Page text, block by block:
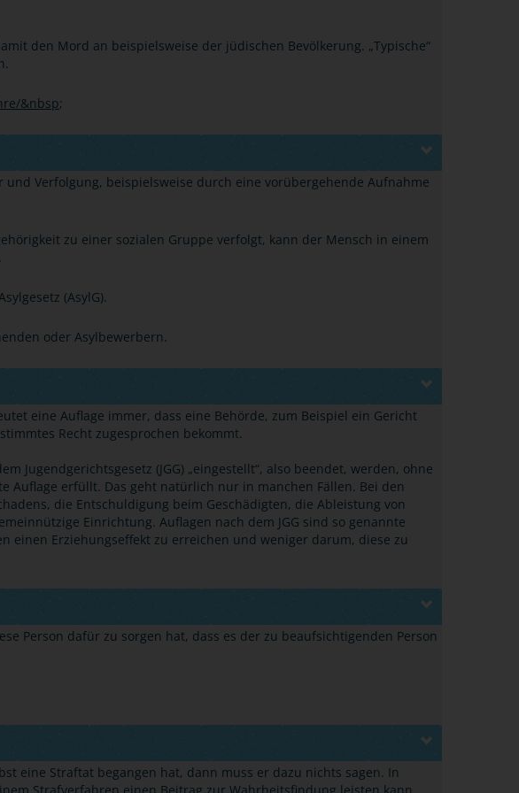
den Mord an beispielsweise der jüdischen Bevölkerung. „Typische“
&nbsp;
Verfolgung, beispielsweise durch eine vorübergehende Aufnahme
zu einer sozialen Gruppe verfolgt, kann der Mensch in einem
(AsylG).
oder Asylbewerbern.
eine Auflage immer, dass eine Behörde, zum Beispiel ein Gericht
Recht zugesprochen bekommt.
Jugendgerichtsgesetz (JGG) „eingestellt“, also beendet, werden, ohne
Auflage erfüllt. Das geht natürlich nur in manchen Fällen. Bei den
die Entschuldigung beim Geschädigten, die Ableistung von
Einrichtung. Auflagen nach dem JGG sind so genannte
einen Erziehungseffekt zu erreichen und weniger darum, diese zu
Person dafür zu sorgen hat, dass es der zu beaufsichtigenden Person
eine Straftat begangen hat, dann muss er dazu nichts sagen. In